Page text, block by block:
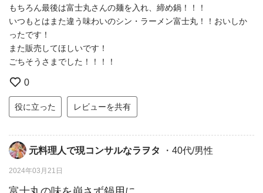
もちろん最後は富士丸さんの麺を入れ、締め鍋！！！
いつもとはまた違う味わいのシン・ラーメン富士丸！！おいしか
ったです！
また販売してほしいです！
ごちそうさまでした！！！！
0
役に立った レビューを共有
元料理人で現コンサルなラヲタ ・40代/男性
2024年03月21日